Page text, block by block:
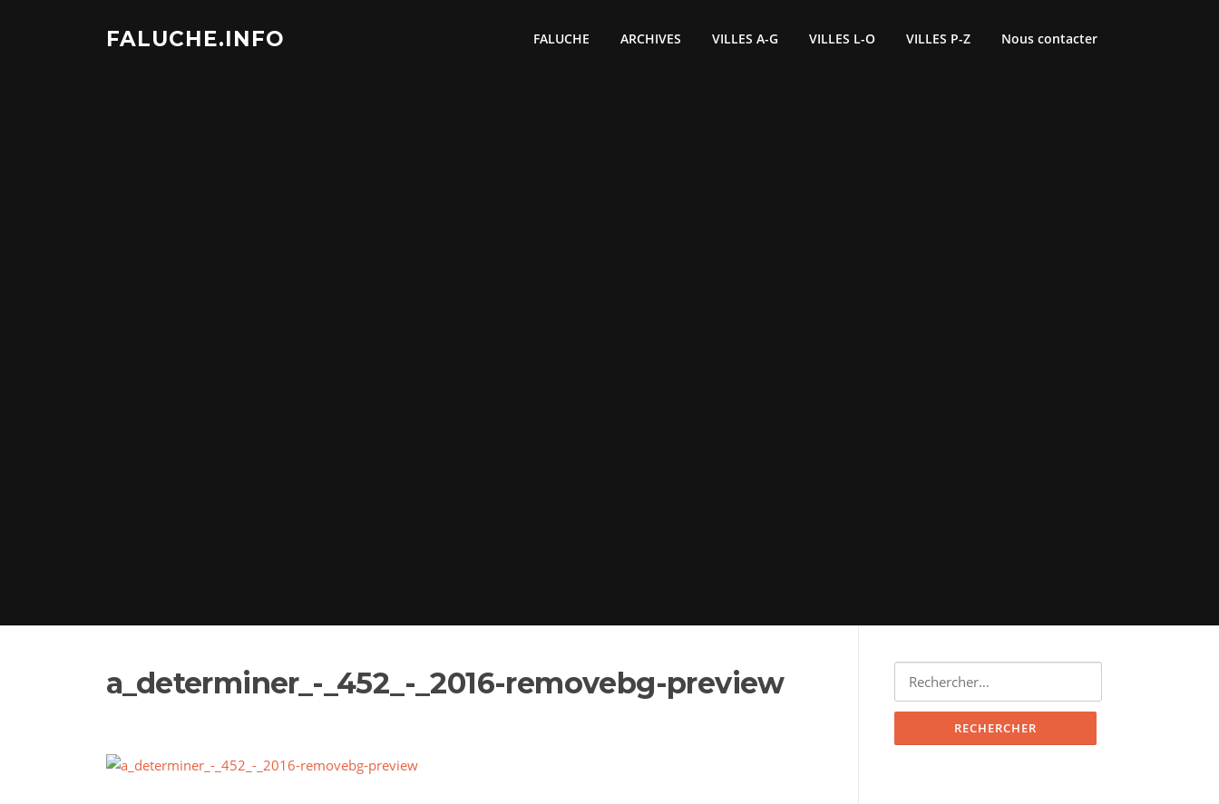
FALUCHE.INFO FALUCHE ARCHIVES VILLES A-G VILLES L-O VILLES P-Z Nous contacter
a_determiner_-_452_-_2016-removebg-preview Rechercher :